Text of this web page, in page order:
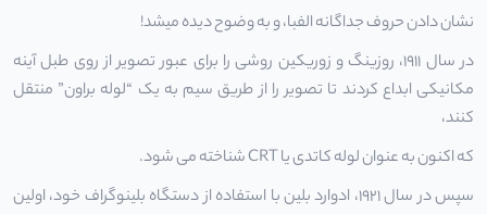
نشان دادن حروف جداگانه الفبا، و به وضوح دیده میشد!
در سال 1911، روزینگ و زوریکین روشی را برای عبور تصویر از روی طبل آینه
مکانیکی ابداع کردند تا تصویر را از طریق سیم به یک “لوله براون” منتقل
کنند،
که اکنون به عنوان لوله کاتدی یا CRT شناخته می شود.
سپس در سال 1921، ادوارد بلین با استفاده از دستگاه بلینوگراف خود، اولین